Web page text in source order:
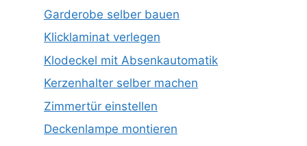
Garderobe selber bauen
Klicklaminat verlegen
Klodeckel mit Absenkautomatik
Kerzenhalter selber machen
Zimmertür einstellen
Deckenlampe montieren